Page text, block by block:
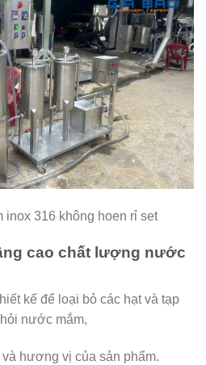
inox 316 không hoen rỉ set
cao chất lượng nước
kế để loại bỏ các hạt và tạp
nước mắm,
hương vị của sản phẩm.